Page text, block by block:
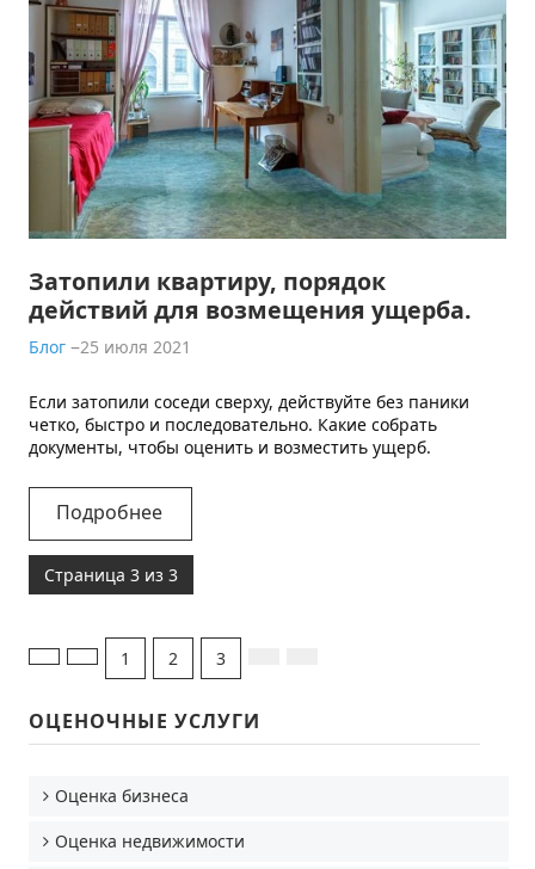
Затопили квартиру, порядок
действий для возмещения ущерба.
Блог 25 июля 2021
Если затопили соседи сверху, действуйте без паники
четко, быстро и последовательно. Какие собрать
документы, чтобы оценить и возместить ущерб.
Подробнее
Страница 3 из 3
1 2 3
ОЦЕНОЧНЫЕ УСЛУГИ
Оценка бизнеса
Оценка недвижимости